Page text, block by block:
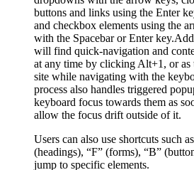
buttons and links using the Enter
and checkbox elements using the
with the Spacebar or Enter
will find quick-navigation and
at any time by clicking Alt+1, or as
site while navigating with the
process also handles triggered
keyboard focus towards them as
allow the focus drift outside of it.
Users can also use shortcuts such
(headings), “F” (forms), “B”
jump to specific elements.